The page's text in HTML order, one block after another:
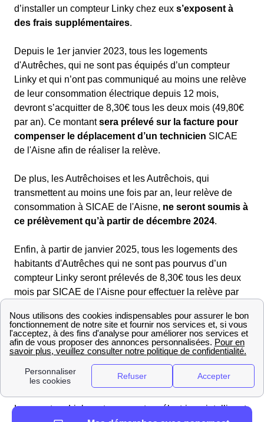
d’installer un compteur Linky chez eux s’exposent à
des frais supplémentaires.
Depuis le 1er janvier 2023, tous les logements
d'Autrêches, qui ne sont pas équipés d’un compteur
Linky et qui n’ont pas communiqué au moins une relève
de leur consommation électrique depuis 12 mois,
devront s’acquitter de 8,30€ tous les deux mois (49,80€
par an). Ce montantsera prélevé sur la facture pour
compenser le déplacement d’un technicien SICAE
de l'Aisne afin de réaliser la relève.
De plus, les Autrêchoises et les Autrêchois, qui
transmettent au moins une fois par an, leur relève de
consommation à SICAE de l'Aisne, ne seront soumis à
ce prélèvement qu’à partir de décembre 2024.
Enfin, à partir de janvier 2025, tous les logements des
habitants d'Autrêches qui ne sont pas pourvus d’un
compteur Linky seront prélevés de 8,30€ tous les deux
mois par SICAE de l'Aisne pour effectuer la relève par
d’installer un compteur Linky pour des raisons
techniques, les occupants du logementd'Autrêches ne
seront pas prélevés.
Quelle est la signification du terme "compteur Linky"
Le compteur Linky est un compteur électrique intelligent